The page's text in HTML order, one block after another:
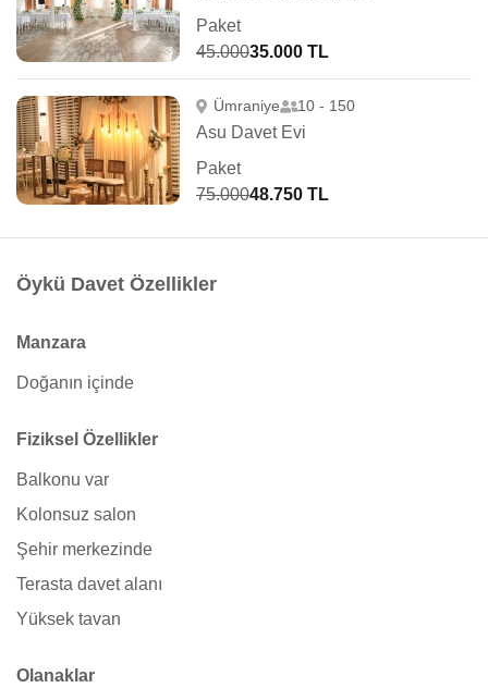
Paket
45.00035.000 TL
Ümraniye 10 - 150
Asu Davet Evi
Paket
75.00048.750 TL
Öykü Davet Özellikler
Manzara
Doğanın içinde
Fiziksel Özellikler
Balkonu var
Kolonsuz salon
Şehir merkezinde
Terasta davet alanı
Yüksek tavan
Olanaklar